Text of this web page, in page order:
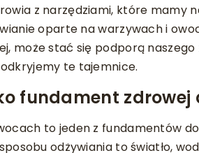
z narzędziami, które mamy
oparte na warzywach i
może stać się podporą
te tajemnice.
fundament zdrowej
to jeden z fundamentów
odżywiania to światło,